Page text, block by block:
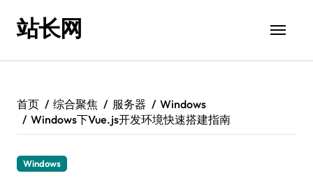
站长网
首页 综合聚焦 服务器
Windows
Windows下Vue.js开发环境快速搭建指南
Windows